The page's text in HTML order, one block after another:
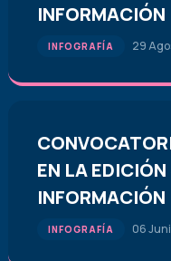
INFORMACIÓN
INFOGRAFÍA 29
EN LA
INFORMACIÓN
INFOGRAFÍA 06